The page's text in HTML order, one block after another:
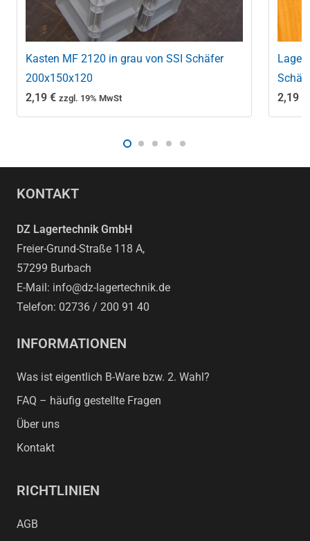
Kasten MF 2120 in grau von SSI Schäfer
200x150x120
2,19 € zzgl. 19% MwSt
2,19
KONTAKT
DZ Lagertechnik GmbH
Freier-Grund-Straße 118 A,
57299 Burbach
E-Mail: info@dz-lagertechnik.de
Telefon: 02736 / 200 91 40
INFORMATIONEN
Was ist eigentlich B-Ware bzw. 2. Wahl?
FAQ – häufig gestellte Fragen
Über uns
Kontakt
RICHTLINIEN
AGB